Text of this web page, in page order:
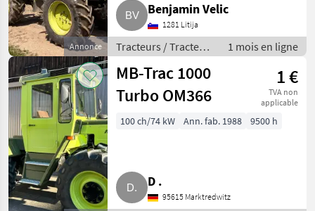
Annonce
Benjamin Velic
1281 Litija
Tracteurs / Tracteurs
agricoles
1 mois en ligne
MB-Trac 1000
Turbo OM366
1 €
TVA non
applicable
100 ch/74 kW Ann. fab. 1988 9500 h
D .
95615 Marktredwitz